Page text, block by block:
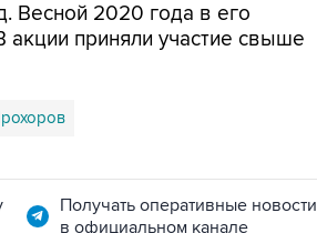
Весной 2020 года в его
акции приняли участие свыше
Получать оперативные новости
в официальном канале